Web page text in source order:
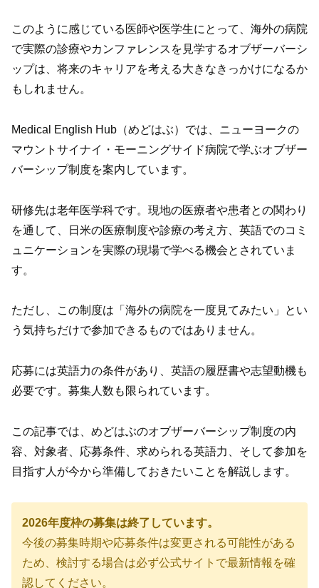
このように感じている医師や医学生にとって、海外の病院
で実際の診療やカンファレンスを見学するオブザーバーシ
ップは、将来のキャリアを考える大きなきっかけになるか
もしれません。
Medical English Hub（めどはぶ）では、ニューヨークの
マウントサイナイ・モーニングサイド病院で学ぶオブザー
バーシップ制度を案内しています。
研修先は老年医学科です。現地の医療者や患者との関わり
を通して、日米の医療制度や診療の考え方、英語でのコミ
ュニケーションを実際の現場で学べる機会とされていま
す。
ただし、この制度は「海外の病院を一度見てみたい」とい
う気持ちだけで参加できるものではありません。
応募には英語力の条件があり、英語の履歴書や志望動機も
必要です。募集人数も限られています。
この記事では、めどはぶのオブザーバーシップ制度の内
容、対象者、応募条件、求められる英語力、そして参加を
目指す人が今から準備しておきたいことを解説します。
2026年度枠の募集は終了しています。
今後の募集時期や応募条件は変更される可能性がある
ため、検討する場合は必ず公式サイトで最新情報を確
認してください。